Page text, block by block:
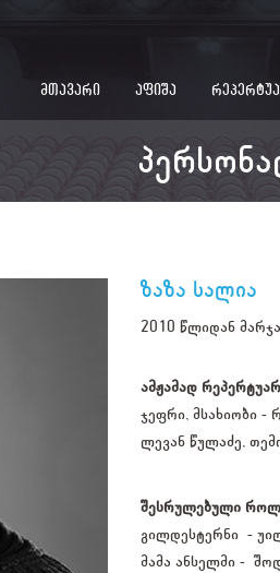
მთავარი აფიშა
ზაზა სალია
2010 წლიდან
ამჟამად
ჯეფრი, მსახიობი -
ლევან წულაძე,
შესრულებული
გილდესტერნი -
მამა ანსელმი -